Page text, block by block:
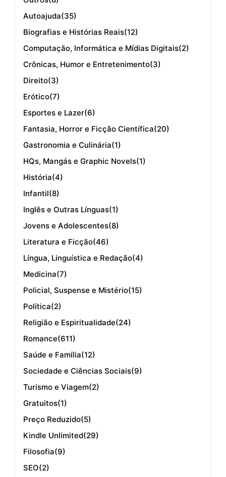
Autoajuda(35)
Biografias e Histórias Reais(12)
Computação, Informática e Mídias Digitais(2)
Crônicas, Humor e Entretenimento(3)
Direito(3)
Erótico(7)
Esportes e Lazer(6)
Fantasia, Horror e Ficção Científica(20)
Gastronomia e Culinária(1)
HQs, Mangás e Graphic Novels(1)
História(4)
Infantil(8)
Inglês e Outras Línguas(1)
Jovens e Adolescentes(8)
Literatura e Ficção(46)
Língua, Linguística e Redação(4)
Medicina(7)
Policial, Suspense e Mistério(15)
Política(2)
Religião e Espiritualidade(24)
Romance(611)
Saúde e Família(12)
Sociedade e Ciências Sociais(9)
Turismo e Viagem(2)
Gratuitos(1)
Preço Reduzido(5)
Kindle Unlimited(29)
Filosofia(9)
SEO(2)